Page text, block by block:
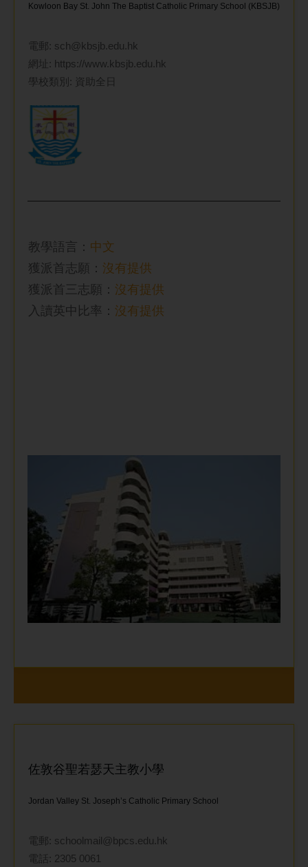
Kowloon Bay St. John The Baptist Catholic Primary School (KBSJB)
電郵: sch@kbsjb.edu.hk
網址: https://www.kbsjb.edu.hk
學校類別: 資助全日
教學語言： 中文
獲派首志願： 沒有提供
獲派首三志願： 沒有提供
入讀英中比率 ： 沒有提供
佐敦谷聖若瑟天主教小學
Jordan Valley St. Joseph’s Catholic Primary School
電郵: schoolmail@bpcs.edu.hk
電話: 2305 0061